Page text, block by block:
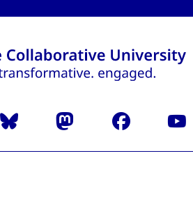
Bluesky Mastodon Facebook